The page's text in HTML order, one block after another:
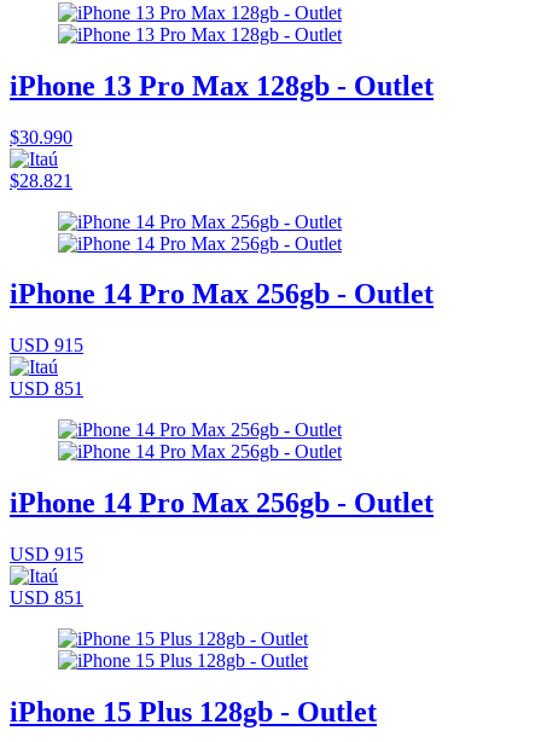
iPhone 13 Pro Max 128gb - Outlet
$30.990
$28.821
iPhone 14 Pro Max 256gb - Outlet
USD 915
USD 851
iPhone 14 Pro Max 256gb - Outlet
USD 915
USD 851
iPhone 15 Plus 128gb - Outlet